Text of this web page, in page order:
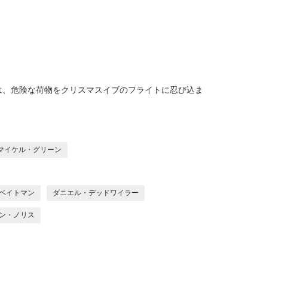
危険な荷物をクリスマスイブのフライトに忍び込ま
イケル・グリーン
イトマン ダニエル・デッドワイラー
・ノリス